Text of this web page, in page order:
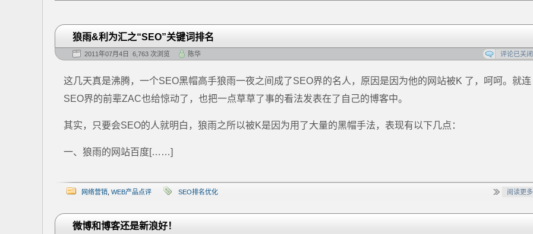
狼雨&利为汇之“SEO”关键词排名
2011年07月4日 6,763 次浏览 陈华 评论已关闭
这几天真是沸腾，一个SEO黑帽高手狼雨一夜之间成了SEO界的名人，原因是因为他的网站被K 了，呵呵。就连
SEO界的前辈ZAC也给惊动了，也把一点草草了事的看法发表在了自己的博客中。
其实，只要会SEO的人就明白，狼雨之所以被K是因为用了大量的黑帽手法，表现有以下几点：
一、狼雨的网站百度[……]
网络营销 WEB产品点评 SEO排名优化 阅读更多
微博和博客还是新浪好！